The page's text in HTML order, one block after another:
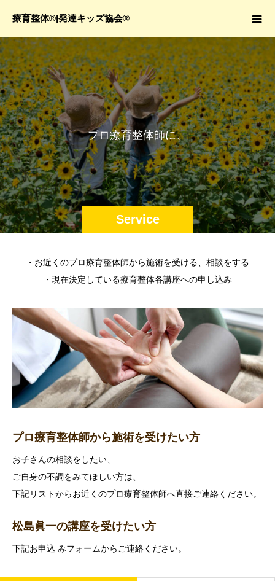
療育整体®|発達キッズ協会®
Service
プロ 療育整 体 師に、
お子
・お近くのプロ療育整体師から施術を受ける、相談をする
・現在決定している療育整体各講座への申し込み
プロ療育整体師から施術を受けたい方
お子さんの相談をしたい、
ご自身の不調をみてほしい方は、
下記リストからお近くのプロ療育整体師へ直接ご連絡ください。
松島眞一の講座を受けたい方
下記お申込 みフォームからご連絡ください。